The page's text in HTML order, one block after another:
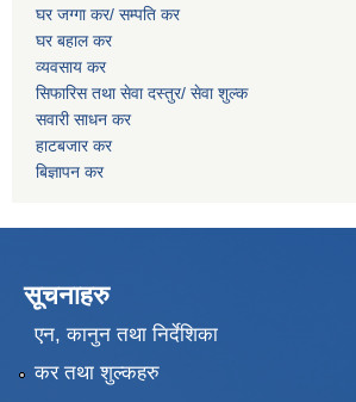
घर जग्गा कर/ सम्पति कर
घर बहाल कर
व्यवसाय कर
सिफारिस तथा सेवा दस्तुर/ सेवा शुल्क
सवारी साधन कर
हाटबजार कर
बिज्ञापन कर
सूचनाहरु
एन, कानुन तथा निर्देशिका
कर तथा शुल्कहरु